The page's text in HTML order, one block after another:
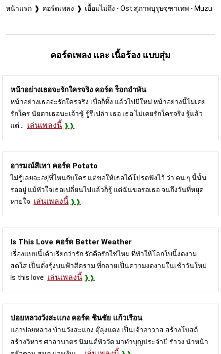
หน้าแรก คอร์ดเพลง เอื้อมไม่ถึง - Ost.สุภาพบุรุษจุฑาเทพ - Muzu
คอร์ดเพลง และ เนื้อร้อง แบบสุ่ม
หน้าอย่างเธอจะรักใครจริง คอร์ด ร็อกอำพัน
หน้าอย่างเธอจะรักใครจริง เบื่อก็ทิ้ง แล้วไปมีใหม่ หน้าอย่างนี้ไม่เคย
รักใคร นัยตาเธอนะเจ้าชู้ รู้รึเปล่า เธอ เธอ ไม่เคยรักใครจริง รู้แล้ว
แต่... เล่นเพลงนี้
อารมณ์สีเทา คอร์ด Potato
ไม่รู้เลยจะอยุ่ที่ไหนกับใคร แต่ขอให้เธอได้โปรดฟังไว้ ว่า คน ๆ นี้นั้น
รออยู่ แม้หัวใจเธอเปลี่ยนไปแล้วก็รู้ แต่ฉันขอรอเธอ จนถึงวันที่หยุด
หายใจ เล่นเพลงนี้
Is This Love คอร์ด Better Weather
เรื่องแบบนี้เค้าเรียกว่ารัก รักคือรักใช่ไหม ที่ทำให้โลกใบนี้งดงาม
สดใส เป็นดั่งรุ้งบนฟ้าสีคราม ที่กลายเป็นความงดงามในเช้าวันใหม่
Is this love เล่นเพลงนี้
ปอยหลวงวังสะแกง คอร์ด ชินชัย แก้วเรือน
แอ่วปอยหลวง บ้านวังสะแกง ตุ๊ลุงแดง เป็นเจ้าอาวาส สร้างโบสถ์
สร้างวิหาร ศาลาบาตร นิมนต์หัววัด มาทำบุญประจำปี รำวง นำหน้า